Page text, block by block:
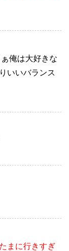
ぁ俺は大好きな
いいバランス
まに行きすぎ